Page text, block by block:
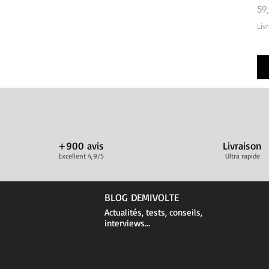
+900 avis
Excellent 4,9/5
Livraison
Ultra rapide
BLOG DEMIVOLTE
Actualités, tests, conseils,
interviews...